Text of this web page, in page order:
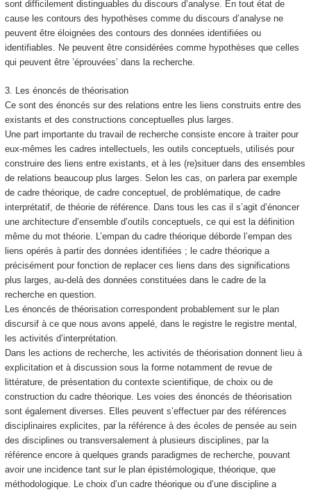
sont difficilement distinguables du discours d’analyse. En tout état de
cause les contours des hypothèses comme du discours d’analyse ne
peuvent être éloignées des contours des données identifiées ou
identifiables. Ne peuvent être considérées comme hypothèses que celles
qui peuvent être ’éprouvées’ dans la recherche.
3. Les énoncés de théorisation
Ce sont des énoncés sur des relations entre les liens construits entre des
existants et des constructions conceptuelles plus larges.
Une part importante du travail de recherche consiste encore à traiter pour
eux-mêmes les cadres intellectuels, les outils conceptuels, utilisés pour
construire des liens entre existants, et à les (re)situer dans des ensembles
de relations beaucoup plus larges. Selon les cas, on parlera par exemple
de cadre théorique, de cadre conceptuel, de problématique, de cadre
interprétatif, de théorie de référence. Dans tous les cas il s’agit d’énoncer
une architecture d’ensemble d’outils conceptuels, ce qui est la définition
même du mot théorie. L’empan du cadre théorique déborde l’empan des
liens opérés à partir des données identifiées ; le cadre théorique a
précisément pour fonction de replacer ces liens dans des significations
plus larges, au-delà des données constituées dans le cadre de la
recherche en question.
Les énoncés de théorisation correspondent probablement sur le plan
discursif à ce que nous avons appelé, dans le registre le registre mental,
les activités d’interprétation.
Dans les actions de recherche, les activités de théorisation donnent lieu à
explicitation et à discussion sous la forme notamment de revue de
littérature, de présentation du contexte scientifique, de choix ou de
construction du cadre théorique. Les voies des énoncés de théorisation
sont également diverses. Elles peuvent s’effectuer par des références
disciplinaires explicites, par la référence à des écoles de pensée au sein
des disciplines ou transversalement à plusieurs disciplines, par la
référence encore à quelques grands paradigmes de recherche, pouvant
avoir une incidence tant sur le plan épistémologique, théorique, que
méthodologique. Le choix d’un cadre théorique ou d’une discipline a